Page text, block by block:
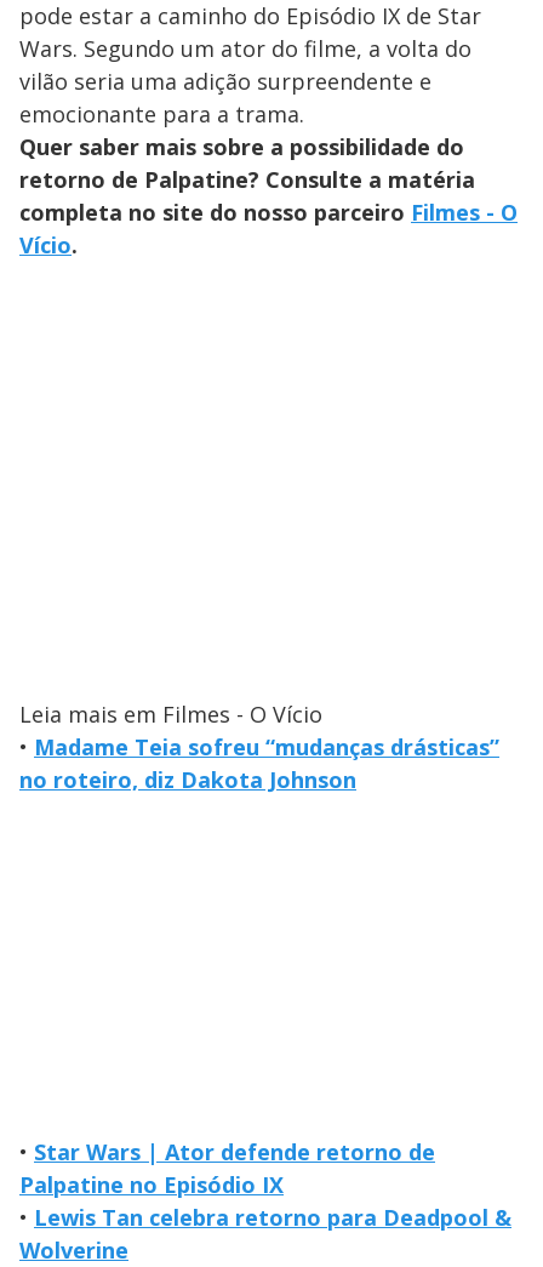
pode estar a caminho do Episódio IX de Star
Wars. Segundo um ator do filme, a volta do
vilão seria uma adição surpreendente e
emocionante para a trama.
Quer saber mais sobre a possibilidade do
retorno de Palpatine? Consulte a matéria
completa no site do nosso parceiro Filmes - O
Vício.
Leia mais em Filmes - O Vício
• Madame Teia sofreu “mudanças drásticas”
no roteiro, diz Dakota Johnson
• Star Wars | Ator defende retorno de
Palpatine no Episódio IX
• Lewis Tan celebra retorno para Deadpool &
Wolverine